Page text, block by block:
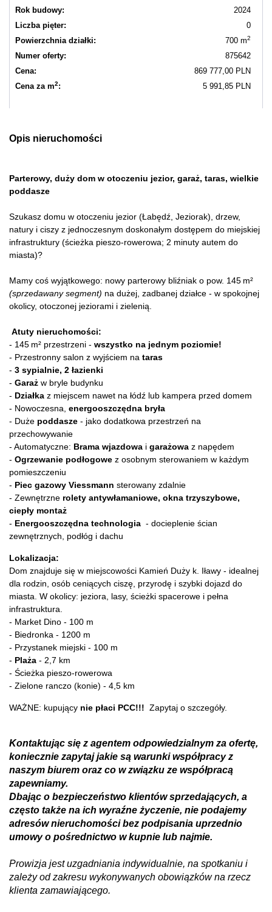
Rok budowy:
2024
Liczba pięter:
0
Powierzchnia działki:
700 m2
Numer oferty:
875642
Cena:
869 777,00 PLN
Cena za m2: 5 991,85 PLN
Opis nieruchomości
Parterowy, duży dom w otoczeniu jezior, garaż, taras, wielkie
poddasze
Szukasz domu w otoczeniu jezior (Łabędź, Jeziorak), drzew,
natury i ciszy z jednoczesnym doskonałym dostępem do miejskiej
infrastruktury (ścieżka pieszo-rowerowa; 2 minuty autem do
miasta)?
Mamy coś wyjątkowego: nowy parterowy bliźniak o pow. 145 m²
(sprzedawany segment) na dużej, zadbanej działce - w spokojnej
okolicy, otoczonej jeziorami i zielenią.
Atuty nieruchomości:
- 145 m² przestrzeni - wszystko na jednym poziomie!
- Przestronny salon z wyjściem na taras
- 3 sypialnie, 2 łazienki
- Garaż w bryle budynku
- Działka z miejscem nawet na łódź lub kampera przed domem
- Nowoczesna, energooszczędna bryła
- Duże poddasze - jako dodatkowa przestrzeń na
przechowywanie
- Automatyczne: Brama wjazdowa i garażowa z napędem
- Ogrzewanie podłogowe z osobnym sterowaniem w każdym
pomieszczeniu
- Piec gazowy Viessmann sterowany zdalnie
- Zewnętrzne rolety antywłamaniowe, okna trzyszybowe,
ciepły montaż
- Energooszczędna technologia - docieplenie ścian
zewnętrznych, podłóg i dachu
Lokalizacja:
Dom znajduje się w miejscowości Kamień Duży k. Iławy - idealnej
dla rodzin, osób ceniących ciszę, przyrodę i szybki dojazd do
miasta. W okolicy: jeziora, lasy, ścieżki spacerowe i pełna
infrastruktura.
- Market Dino - 100 m
- Biedronka - 1200 m
- Przystanek miejski - 100 m
- Plaża - 2,7 km
- Ścieżka pieszo-rowerowa
- Zielone ranczo (konie) - 4,5 km
WAŻNE: kupujący nie płaci PCC!!! Zapytaj o szczegóły.
Kontaktując się z agentem odpowiedzialnym za ofertę,
koniecznie zapytaj jakie są warunki współpracy z
naszym biurem oraz co w związku ze współpracą
zapewniamy.
Dbając o bezpieczeństwo klientów sprzedających, a
często także na ich wyraźne życzenie, nie podajemy
adresów nieruchomości bez podpisania uprzednio
umowy o pośrednictwo w kupnie lub najmie.
Prowizja jest uzgadniania indywidualnie, na spotkaniu i
zależy od zakresu wykonywanych obowiązków na rzecz
klienta zamawiającego.